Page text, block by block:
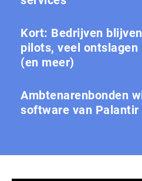
Kort: Bedrijven
pilots, veel
(en meer)
Ambtenarenbonden
software van Palantir